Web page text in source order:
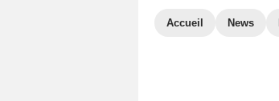
Accueil News